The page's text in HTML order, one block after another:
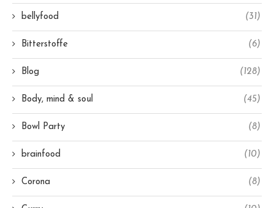
bellyfood (31)
Bitterstoffe (6)
Blog (128)
Body, mind & soul (45)
Bowl Party (8)
brainfood (10)
Corona (8)